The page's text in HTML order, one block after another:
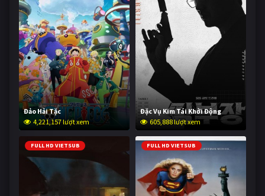
Đảo Hải Tặc
4,221,157 lượt xem
Đặc Vụ Kim Tái Khởi Động
605,888 lượt xem
FULL HD VIETSUB FULL HD VIETSUB